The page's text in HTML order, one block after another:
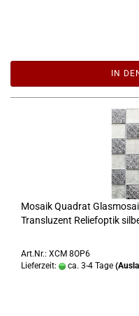
IN
Mosaik Quadrat
Transluzent Reliefoptik
Art.Nr.: XCM 8OP6
Lieferzeit:
ca. 3-4 Tage